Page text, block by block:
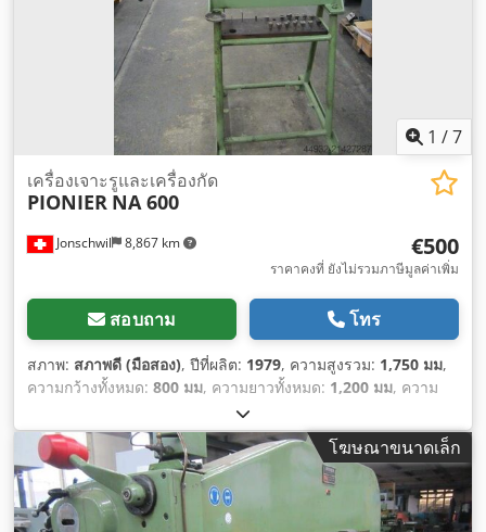
1 /7
Jonschwil 8,867 km
เครื่องเจาะรูและเครื่องกัด
PIONIER NA 600
€500
ราคาคงที่ ยังไม่รวมภาษีมูลค่าเพิ่ม
สอบถาม โทร
สภาพ: สภาพดี (มือสอง), ปีที่ผลิต: 1979, ความสูงรวม: 1,750 มม,
ความกว้างทั้งหมด: 800 มม, ความยาวทั้งหมด: 1,200 มม, ความ
, ช่วงการทำงาน:
รวม:750 กก., กำลัง:0.37 กิโลวัตต์ (0.50 แรงม้า),
โฆษณาขนาดเล็ก